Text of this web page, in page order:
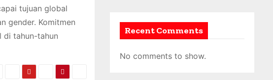
tujuan global
gender. Komitmen
di tahun-tahun
Recent Comments
No comments to show.